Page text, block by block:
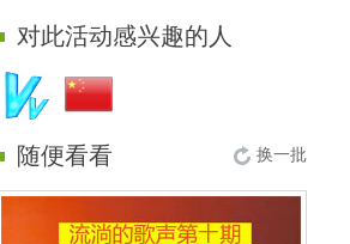
对此活动感兴趣的人
随便看看 换一批